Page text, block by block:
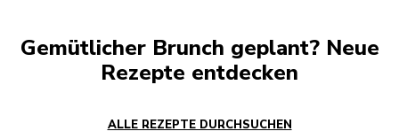
Gemütlicher Brunch geplant? Neue
Rezepte entdecken
ALLE REZEPTE DURCHSUCHEN